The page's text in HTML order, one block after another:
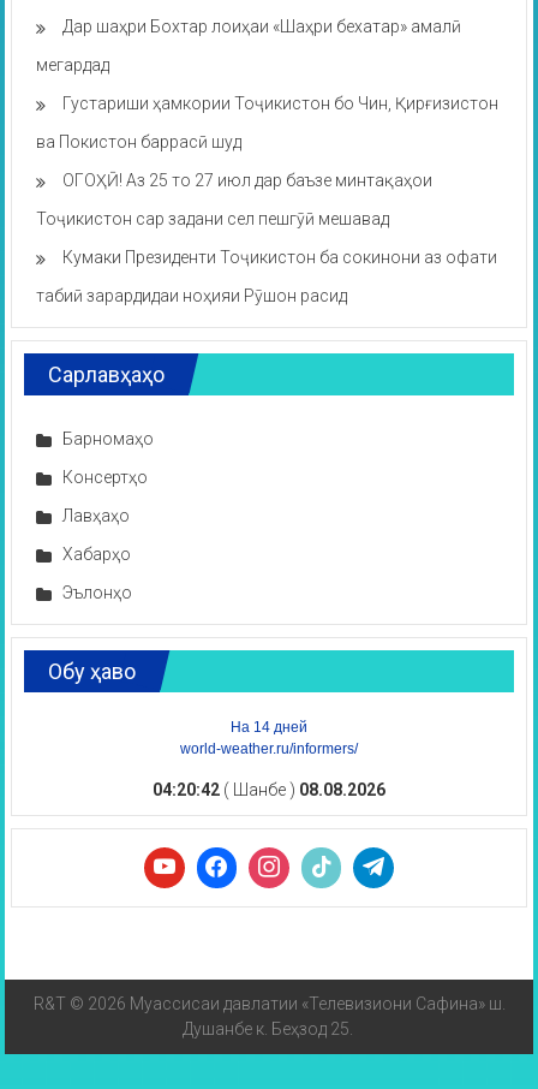
Дар шаҳри Бохтар лоиҳаи «Шаҳри бехатар» амалӣ
мегардад
Густариши ҳамкории Тоҷикистон бо Чин, Қирғизистон
ва Покистон баррасӣ шуд
ОГОҲӢ! Аз 25 то 27 июл дар баъзе минтақаҳои
Тоҷикистон сар задани сел пешгӯӣ мешавад
Кумаки Президенти Тоҷикистон ба сокинони аз офати
табиӣ зарардидаи ноҳияи Рӯшон расид
Сарлавҳаҳо
Барномаҳо
Консертҳо
Лавҳаҳо
Хабарҳо
Эълонҳо
Обу ҳаво
На 14 дней
world-weather.ru/informers/
04:20:42 ( Шанбе ) 08.08.2026
R&T © 2026 Муассисаи давлатии «Телевизиони Сафина» ш.
Душанбе к. Беҳзод 25.